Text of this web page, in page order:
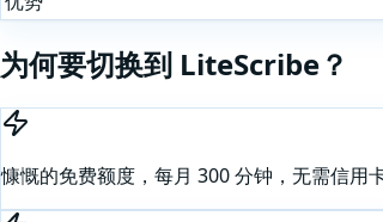
为何要切换到 LiteScribe？
慷慨的免费额度，每月 300 分钟，无需信用